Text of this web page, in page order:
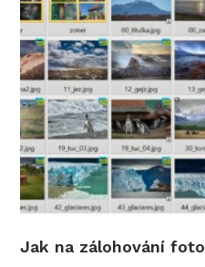
Jak na zálohování